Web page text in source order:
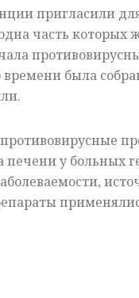
пригласили
часть
была
печени у больных